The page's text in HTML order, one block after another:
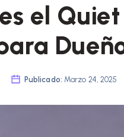
el
Publicado: Marzo 24, 2025